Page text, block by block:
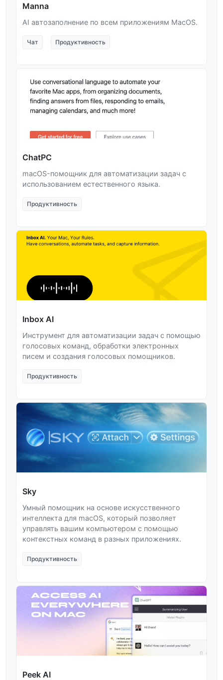
Manna
AI автозаполнение по всем приложениям MacOS.
Чат Продуктивность
ChatPC
macOS-помощник для автоматизации задач с
использованием естественного языка.
Продуктивность
Inbox AI
Инструмент для автоматизации задач с помощью
голосовых команд, обработки электронных
писем и создания голосовых помощников.
Продуктивность
Sky
Умный помощник на основе искусственного
интеллекта для macOS, который позволяет
управлять вашим компьютером с помощью
контекстных команд в разных приложениях.
Продуктивность
Peek AI